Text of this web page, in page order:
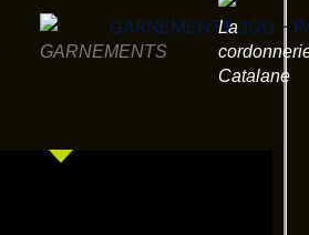
GARNEMENTS
La
Catalane